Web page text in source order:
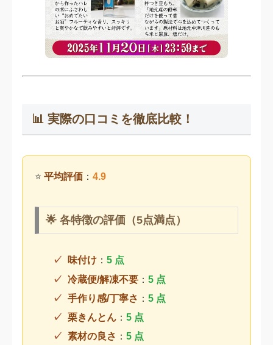
📊 実際の口コミを徹底比較！
⭐ 平均評価 ： 4.9
🌟 各特徴の評価（5点満点）
味付け ：5 点
冷蔵便/解凍不要 ：5 点
手作り感/丁寧さ ：5 点
栗きんとん ：5 点
素材の良さ ：5 点